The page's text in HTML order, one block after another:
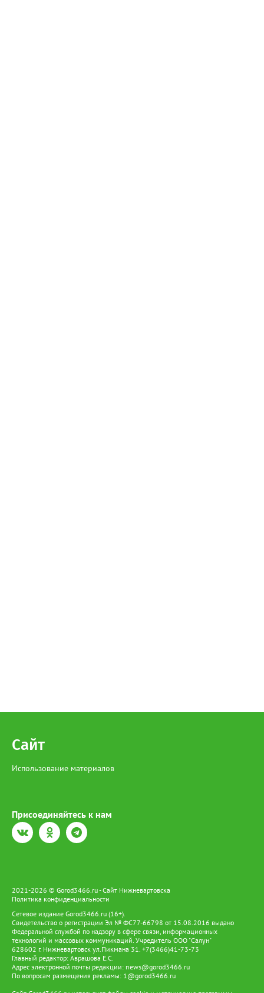
Сайт
Использование материалов
Присоединяйтесь к нам
2021-2026 © Gorod3466.ru - Сайт Нижневартовска
Политика конфиденциальности
Сетевое издание Gorod3466.ru (16+).
Свидетельство о регистрации Эл № ФС77-66798 от 15.08.2016 выдано
Федеральной службой по надзору в сфере связи, информационных
технологий и массовых коммуникаций. Учредитель ООО "Салун"
628602 г. Нижневартовск ул.Пикмана 31. +7(3466)41-73-73
Главный редактор: Аврашова Е.С.
Адрес электронной почты редакции: news@gorod3466.ru
По вопросам размещения рекламы: 1@gorod3466.ru